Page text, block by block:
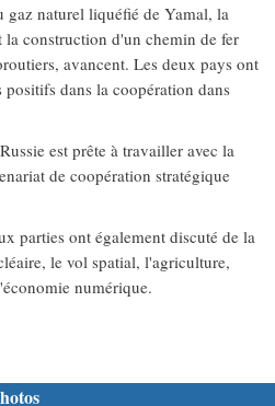
naturel liquéfié de Yamal, la
construction d'un chemin de fer
avancent. Les deux pays ont
positifs dans la coopération dans
est prête à travailler avec la
de coopération stratégique
parties ont également discuté de la
le vol spatial, l'agriculture,
numérique.